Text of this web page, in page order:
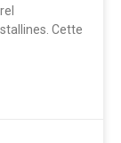
Cette